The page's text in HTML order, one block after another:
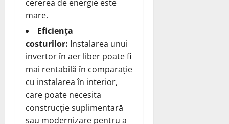
cererea de energie este
mare.
Eficiența
costurilor: Instalarea unui
invertor în aer liber poate fi
mai rentabilă în comparație
cu instalarea în interior,
care poate necesita
construcție suplimentară
sau modernizare pentru a